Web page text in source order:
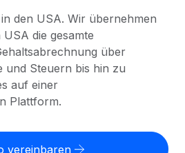
Payroll
ohne Kosten für Niederlassungen
bei der Einstellung
in allen US-Bundesstaaten
berechnen
Einschätzung des
den USA. Wir übernehmen
die gesamte
über
und Steuern bis hin zu
auf einer
Plattform.
vereinbaren